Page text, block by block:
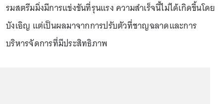
รมสตรีมมิ่งมีการแข่งขันที่รุนแรง ความสำเร็จนี้ไม่ได้เกิดขึ้นโดย
บังเอิญ แต่เป็นผลมาจากการปรับตัวที่ชาญฉลาดและการ
บริหารจัดการที่มีประสิทธิภาพ